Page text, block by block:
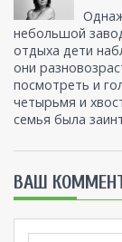
небольшой
отдыха дети
они
посмотреть и
четырьмя и
семья была
ВАШ